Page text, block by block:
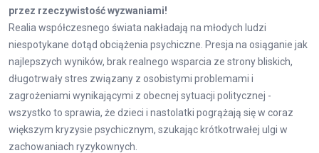
przez rzeczywistość wyzwaniami!
Realia współczesnego świata nakładają na młodych ludzi
niespotykane dotąd obciążenia psychiczne. Presja na osiąganie jak
najlepszych wyników, brak realnego wsparcia ze strony bliskich,
długotrwały stres związany z osobistymi problemami i
zagrożeniami wynikającymi z obecnej sytuacji politycznej -
wszystko to sprawia, że dzieci i nastolatki pogrążają się w coraz
większym kryzysie psychicznym, szukając krótkotrwałej ulgi w
zachowaniach ryzykownych.